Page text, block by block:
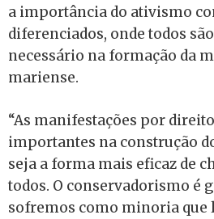
a importância do ativismo
diferenciados, onde todos
necessário na formação da
mariense.
“As manifestações por
importantes na construção
seja a forma mais eficaz de
todos. O conservadorismo é
sofremos como minoria que